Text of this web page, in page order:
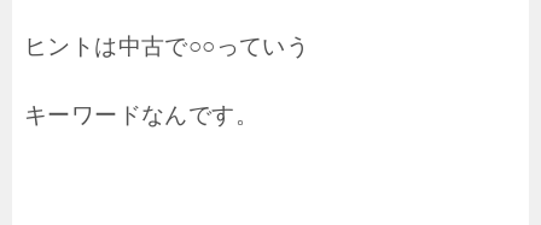
ヒントは中古で○○っていう
キーワードなんです。